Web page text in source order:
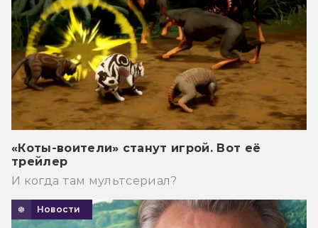
«Коты-воители» станут игрой. Вот её
трейлер
И когда там мультсериал?
Новости